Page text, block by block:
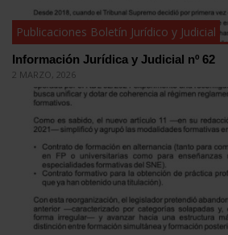
Publicaciones Boletín Jurídico y Judicial
Información Jurídica y Judicial nº 62
2 MARZO, 2026